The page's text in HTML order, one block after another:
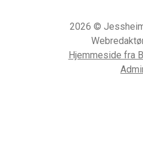
2026 ©
Hjemmeside fra